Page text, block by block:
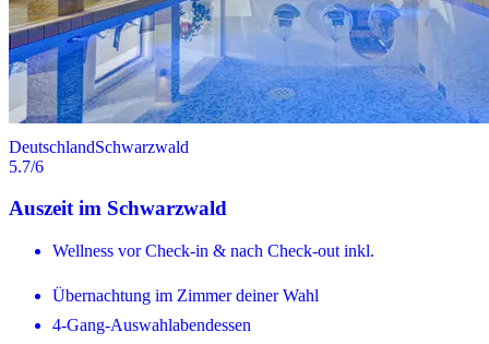
DeutschlandSchwarzwald
5.7/6
Auszeit im Schwarzwald
Wellness vor Check-in & nach Check-out inkl.
Übernachtung im Zimmer deiner Wahl
4-Gang-Auswahlabendessen